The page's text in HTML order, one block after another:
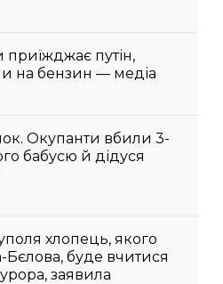
приїжджає путін,
на бензин — медіа
Окупанти вбили 3-
бабусю й дідуся
хлопець, якого
буде вчитися
заявила